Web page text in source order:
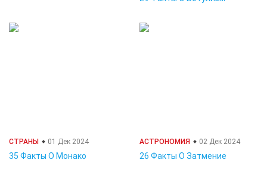
СТРАНЫ 01 Дек 2024
35 Факты О Монако
АСТРОНОМИЯ 02 Дек 2024
26 Факты О Затмение